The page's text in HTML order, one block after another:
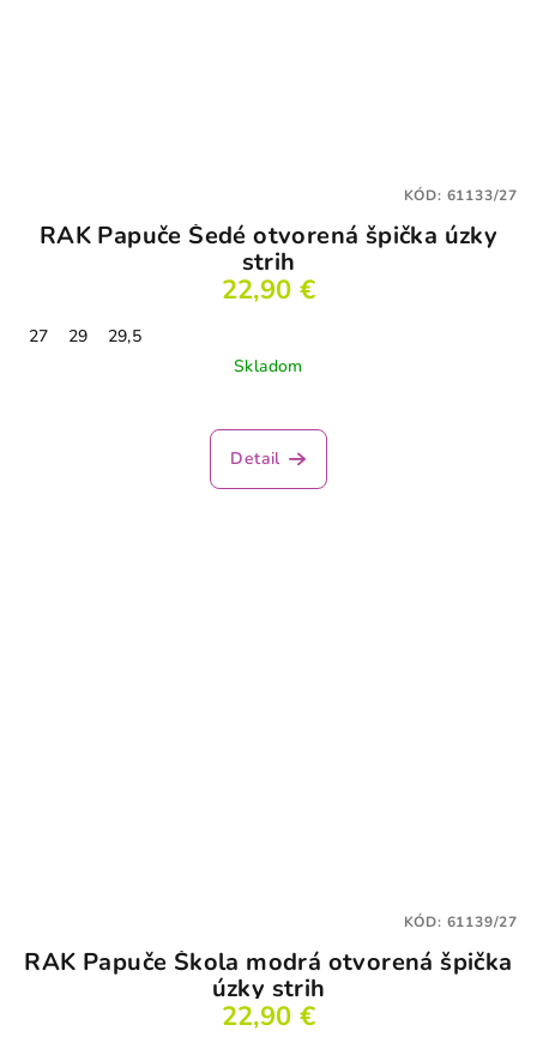
RAK Papuče Šedé otvorená špička úzky
strih
22,90 €
27 29
29,5
Skladom
Detail
KÓD: 61133/27
RAK Papuče Škola modrá otvorená špička
úzky strih
22,90 €
KÓD: 61139/27